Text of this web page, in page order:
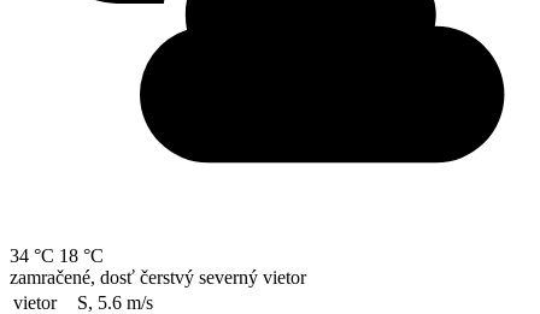
34 °C 18 °C
zamračené, dosť čerstvý severný vietor
vietor
S, 5.6 m/s